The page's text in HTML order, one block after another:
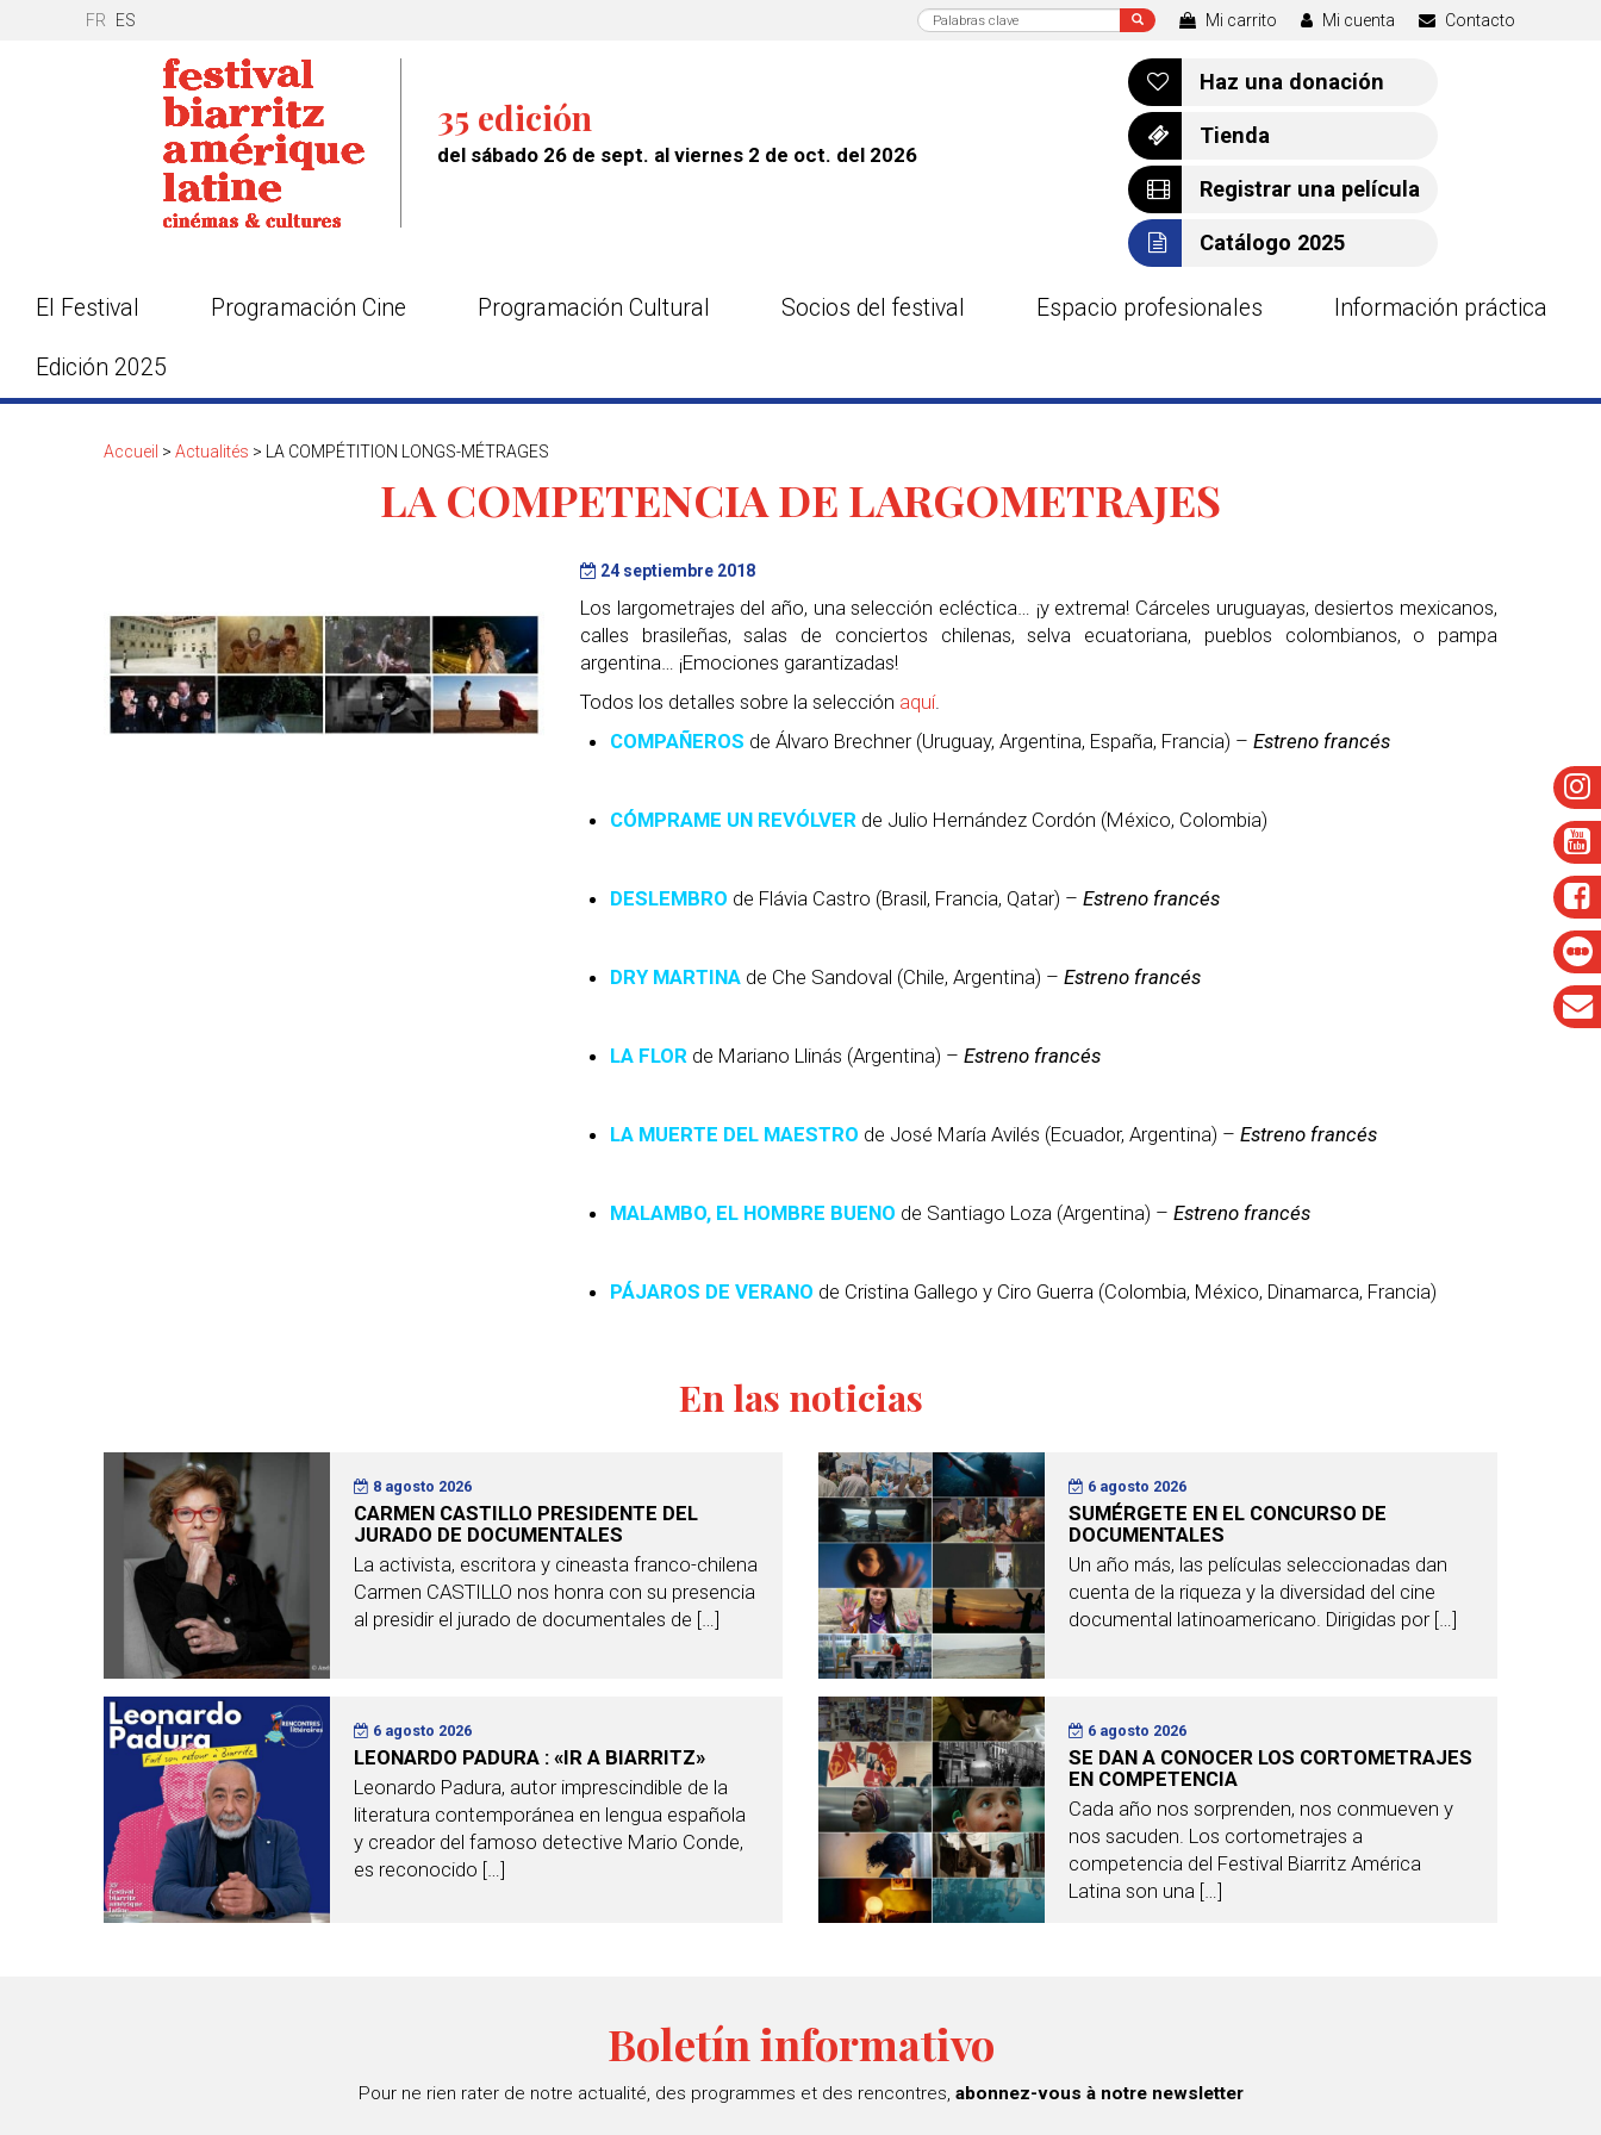
FR ES Mi carrito Mi cuenta Contacto
35 edición
del sábado 26 de sept. al viernes 2 de oct. del 2026
Haz una donación
Tienda
Registrar una película
Catálogo 2025
El Festival Programación Cine Programación Cultural Socios del festival Espacio profesionales Información práctica
Edición 2025
Accueil > Actualités > LA COMPÉTITION LONGS-MÉTRAGES
LA COMPETENCIA DE LARGOMETRAJES
24 septiembre 2018
Los largometrajes del año, una selección ecléctica… ¡y extrema! Cárceles uruguayas, desiertos mexicanos,
calles brasileñas, salas de conciertos chilenas, selva ecuatoriana, pueblos colombianos, o pampa
argentina… ¡Emociones garantizadas!
Todos los detalles sobre la selección aquí.
COMPAÑEROS de Álvaro Brechner (Uruguay, Argentina, España, Francia) – Estreno francés
CÓMPRAME UN REVÓLVER de Julio Hernández Cordón (México, Colombia)
DESLEMBRO de Flávia Castro (Brasil, Francia, Qatar) – Estreno francés
DRY MARTINA de Che Sandoval (Chile, Argentina) – Estreno francés
LA FLOR de Mariano Llinás (Argentina) – Estreno francés
LA MUERTE DEL MAESTRO de José María Avilés (Ecuador, Argentina) – Estreno francés
MALAMBO, EL HOMBRE BUENO de Santiago Loza (Argentina) – Estreno francés
PÁJAROS DE VERANO de Cristina Gallego y Ciro Guerra (Colombia, México, Dinamarca, Francia)
En las noticias
8 agosto 2026
CARMEN CASTILLO PRESIDENTE DEL
JURADO DE DOCUMENTALES
La activista, escritora y cineasta franco-chilena
Carmen CASTILLO nos honra con su presencia
al presidir el jurado de documentales de […]
6 agosto 2026
SUMÉRGETE EN EL CONCURSO DE
DOCUMENTALES
Un año más, las películas seleccionadas dan
cuenta de la riqueza y la diversidad del cine
documental latinoamericano. Dirigidas por […]
6 agosto 2026
LEONARDO PADURA : «IR A BIARRITZ»
Leonardo Padura, autor imprescindible de la
literatura contemporánea en lengua española
y creador del famoso detective Mario Conde,
es reconocido […]
6 agosto 2026
SE DAN A CONOCER LOS CORTOMETRAJES
EN COMPETENCIA
Cada año nos sorprenden, nos conmueven y
nos sacuden. Los cortometrajes a
competencia del Festival Biarritz América
Latina son una […]
Boletín informativo
Pour ne rien rater de notre actualité, des programmes et des rencontres, abonnez-vous à notre newsletter